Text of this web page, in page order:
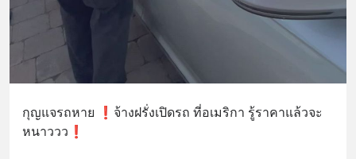
กุญแจรถหาย ❗️จ้างฝรั่งเปิดรถ ที่อเมริกา รู้ราคาแล้วจะ
หนาววว❗️